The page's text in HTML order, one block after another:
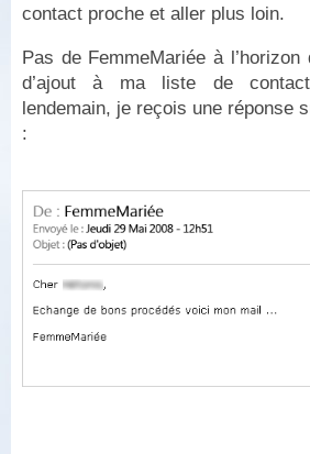
contact proche et aller plus loin.
Pas de FemmeMariée à l’horizon
d’ajout à ma liste de
lendemain, je reçois une réponse
: